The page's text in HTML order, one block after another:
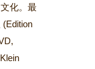
化。最
(Edition